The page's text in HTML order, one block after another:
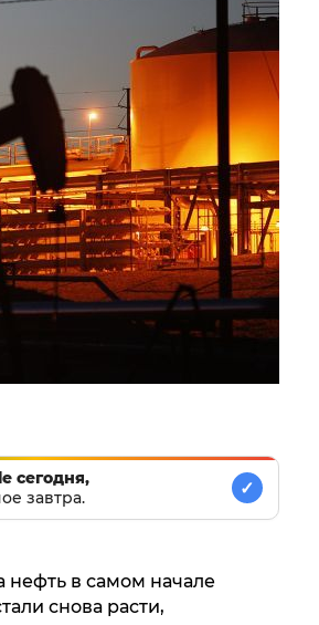
сегодня,
завтра.
✓
в самом начале
снова расти,